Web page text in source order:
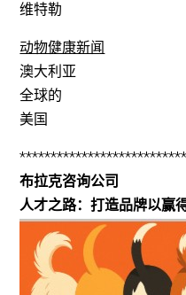
维特勒
动物健康新闻
澳大利亚
全球的
美国
布拉克咨询公司
人才之路：打造品牌以赢